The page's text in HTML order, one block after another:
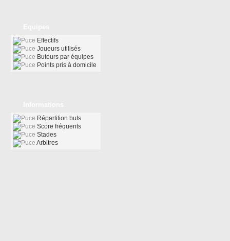
Effectifs
Joueurs utilisés
Buteurs par équipes
Points pris à domicile
Répartition buts
Score fréquents
Stades
Arbitres